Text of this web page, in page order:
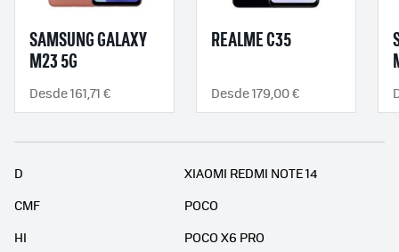
SAMSUNG GALAXY
M23 5G
Desde 161,71 €
REALME C35
Desde 179,00 €
D
XIAOMI REDMI NOTE 14
CMF
POCO
HI
POCO X6 PRO